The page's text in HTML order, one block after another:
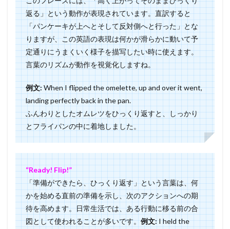
返る」という動作が表現されています。直訳すると
「パンケーキが上へとそして反対側へと行った」とな
りますが、この英語の表現は何かが滑らかに動いて予
定通りにうまくいく様子を描写したい時に使えます。
言葉のリズムが動作を視覚化しますね。
例文:When I flipped the omelette, up and over it went,
landing perfectly back in the pan.
ふんわりとしたオムレツをひっくり返すと、しっかり
とフライパンの中に着地しました。
“Ready! Flip!”
「準備ができたら、ひっくり返す」という言葉は、何
かを始める直前の準備を示し、次のアクションへの期
待を高めます。日常生活では、ある行動に移る前の合
図として使われることが多いです。例文:I held the